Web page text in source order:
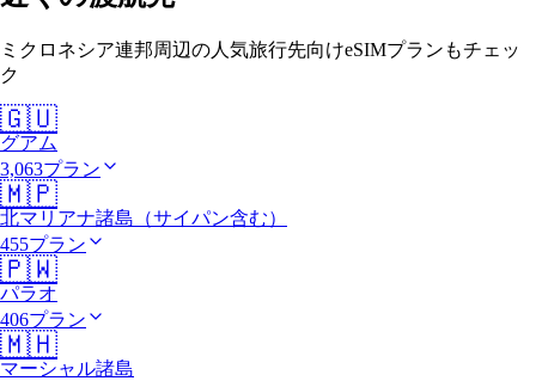
ミクロネシア連邦周辺の人気旅行先向けeSIMプランもチェッ
ク
🇬🇺
グアム
3,063プラン
🇲🇵
北マリアナ諸島（サイパン含む）
455プラン
🇵🇼
パラオ
406プラン
🇲🇭
マーシャル諸島